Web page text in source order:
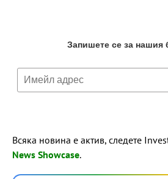
Всяка новина е актив, следете
News Showcase.